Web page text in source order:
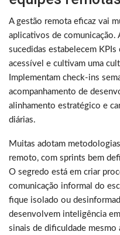
A gestão remota eficaz vai
aplicativos de comunicação.
sucedidas estabelecem
acessível e cultivam uma
Implementam check-ins
acompanhamento de
alinhamento estratégico e
diárias.
Muitas adotam
remoto, com sprints bem
O segredo está em criar
comunicação informal do
fique isolado ou
desenvolvem inteligência
sinais de dificuldade mesmo